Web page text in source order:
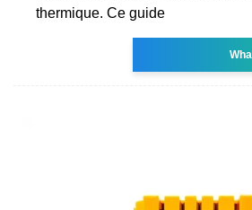
thermique. Ce guide